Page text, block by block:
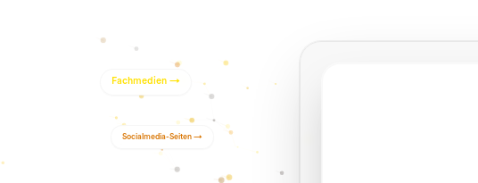
Fachmedien →
Socialmedia-Seiten →